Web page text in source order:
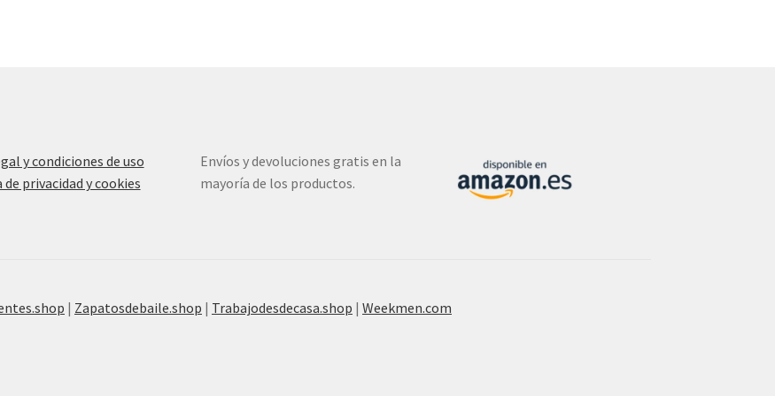
y condiciones de uso
privacidad y cookies
Envíos y devoluciones gratis en la
mayoría de los productos.
| Zapatosdebaile.shop | Trabajodesdecasa.shop | Weekmen.com